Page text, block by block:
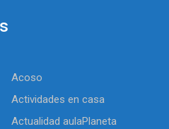
Acoso
Actividades en casa
Actualidad aulaPlaneta